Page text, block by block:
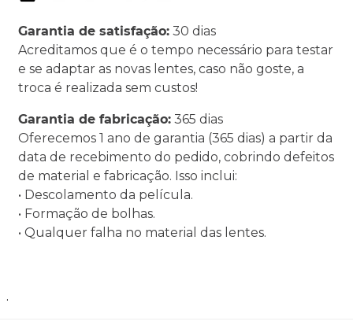
Garantia de satisfação: 30 dias
Acreditamos que é o tempo necessário para testar
e se adaptar as novas lentes, caso não goste, a
troca é realizada sem custos!
Garantia de fabricação: 365 dias
Oferecemos 1 ano de garantia (365 dias) a partir da
data de recebimento do pedido, cobrindo defeitos
de material e fabricação. Isso inclui:
• Descolamento da película.
• Formação de bolhas.
• Qualquer falha no material das lentes.
.